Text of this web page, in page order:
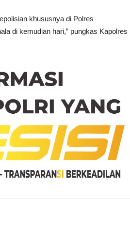
khususnya di Polres
di kemudian hari,” pungkas Kapolres